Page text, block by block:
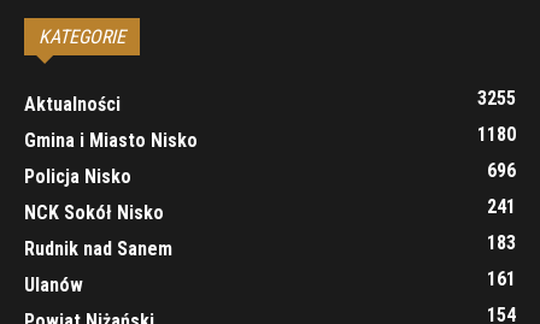
KATEGORIE
Aktualności
3255
Gmina i Miasto Nisko
1180
Policja Nisko
696
NCK Sokół Nisko
241
Rudnik nad Sanem
183
Ulanów
161
154